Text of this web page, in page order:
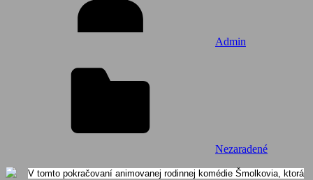
Admin
Nezaradené
V tomto pokračovaní animovanej rodinnej komédie Šmolkovia, ktorá